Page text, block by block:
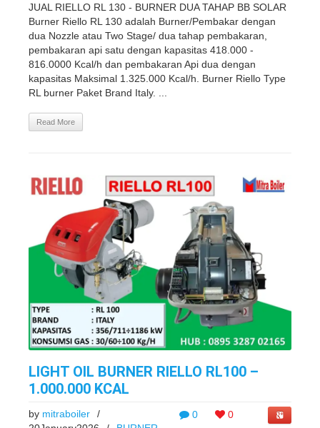
JUAL RIELLO RL 130 - BURNER DUA TAHAP BB SOLAR
Burner Riello RL 130 adalah Burner/Pembakar dengan
dua Nozzle atau Two Stage/ dua tahap pembakaran,
pembakaran api satu dengan kapasitas 418.000 -
816.0000 Kcal/h dan pembakaran Api dua dengan
kapasitas Maksimal 1.325.000 Kcal/h. Burner Riello Type
RL burner Paket Brand Italy. ...
Read More
LIGHT OIL BURNER RIELLO RL100 –
1.000.000 KCAL
0 0
by mitraboiler
/